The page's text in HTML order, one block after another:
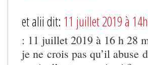
et alii dit: 11 juillet 2019 à
: 11 juillet 2019 à 16 h 28
je ne crois pas qu’il abuse